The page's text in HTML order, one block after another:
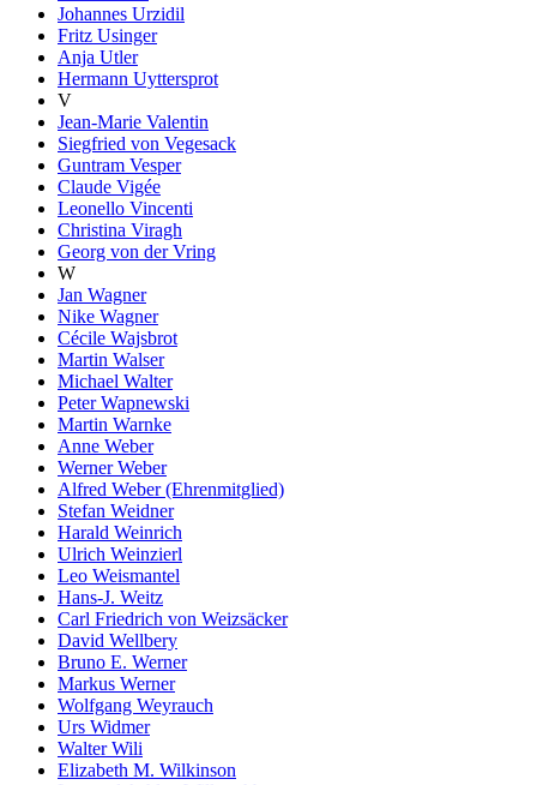
Johannes Urzidil
Fritz Usinger
Anja Utler
Hermann Uyttersprot
V
Jean-Marie Valentin
Siegfried von Vegesack
Guntram Vesper
Claude Vigée
Leonello Vincenti
Christina Viragh
Georg von der Vring
W
Jan Wagner
Nike Wagner
Cécile Wajsbrot
Martin Walser
Michael Walter
Peter Wapnewski
Martin Warnke
Anne Weber
Werner Weber
Alfred Weber (Ehrenmitglied)
Stefan Weidner
Harald Weinrich
Ulrich Weinzierl
Leo Weismantel
Hans-J. Weitz
Carl Friedrich von Weizsäcker
David Wellbery
Bruno E. Werner
Markus Werner
Wolfgang Weyrauch
Urs Widmer
Walter Wili
Elizabeth M. Wilkinson